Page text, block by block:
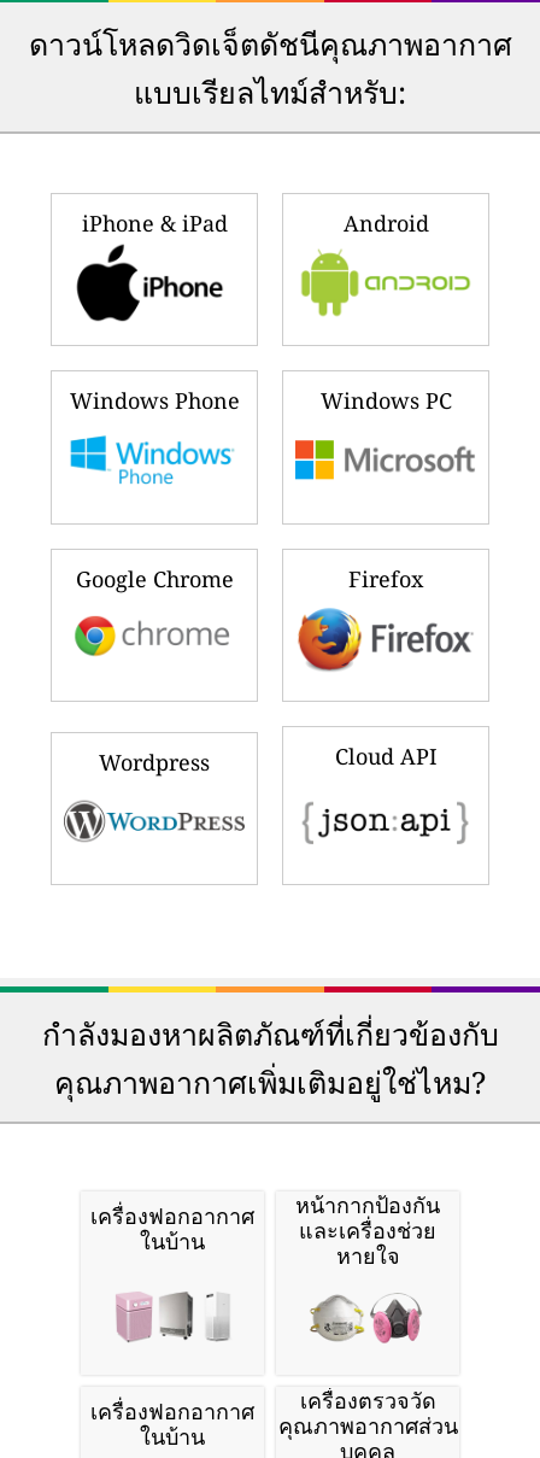
ดาวน์โหลดวิดเจ็ตดัชนีคุณภาพอากาศ
แบบเรียลไทม์สำหรับ:
iPhone & iPad Android
Windows Phone Windows PC
Google Chrome Firefox
Wordpress Cloud API
กำลังมองหาผลิตภัณฑ์ที่เกี่ยวข้องกับ
คุณภาพอากาศเพิ่มเติมอยู่ใช่ไหม?
เครื่องฟอกอากาศ
ในบ้าน
หน้ากากป้องกัน
และเครื่องช่วย
หายใจ
เครื่องฟอกอากาศ
ในบ้าน
เครื่องตรวจวัด
คุณภาพอากาศส่วน
บุคคล